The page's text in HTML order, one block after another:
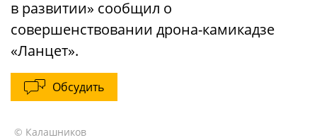
в развитии» сообщил о
совершенствовании дрона-камикадзе
«Ланцет».
Обсудить
© Калашников